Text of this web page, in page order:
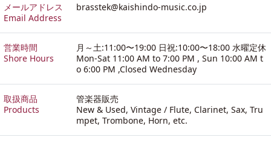
メールアドレス
Email Address
brasstek@kaishindo-music.co.jp
営業時間
Shore Hours
月～土:11:00〜19:00 日祝:10:00〜18:00 水曜定休
Mon-Sat 11:00 AM to 7:00 PM , Sun 10:00 AM t
o 6:00 PM ,Closed Wednesday
取扱商品
Products
管楽器販売
New & Used, Vintage / Flute, Clarinet, Sax, Tru
mpet, Trombone, Horn, etc.